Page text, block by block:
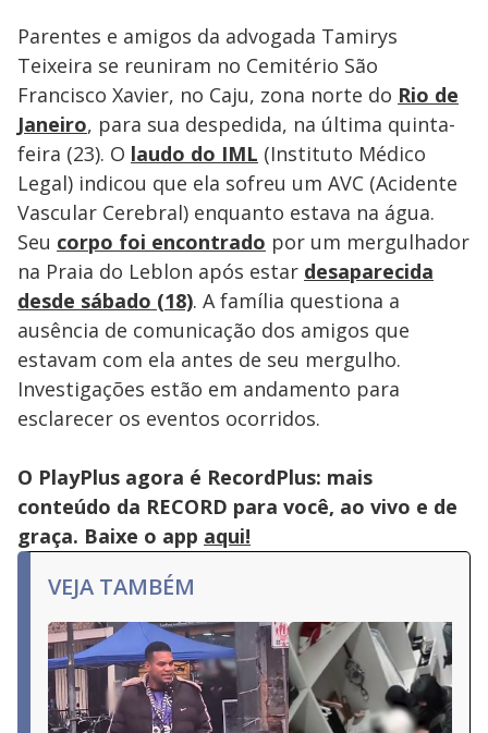
Parentes e amigos da advogada Tamirys
Teixeira se reuniram no Cemitério São
Francisco Xavier, no Caju, zona norte do Rio de
Janeiro, para sua despedida, na última quinta-
feira (23). O laudo do IML (Instituto Médico
Legal) indicou que ela sofreu um AVC (Acidente
Vascular Cerebral) enquanto estava na água.
Seu corpo foi encontrado por um mergulhador
na Praia do Leblon após estar desaparecida
desde sábado (18). A família questiona a
ausência de comunicação dos amigos que
estavam com ela antes de seu mergulho.
Investigações estão em andamento para
esclarecer os eventos ocorridos.
O PlayPlus agora é RecordPlus: mais
conteúdo da RECORD para você, ao vivo e de
graça. Baixe o app aqui!
VEJA TAMBÉM